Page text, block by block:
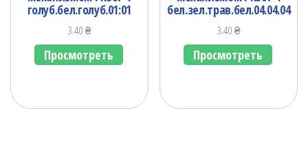
голуб.бел.голуб.01:01
3.40₴
Просмотреть
бел.зел.трав.бел.04.04.04
3.40₴
Просмотреть